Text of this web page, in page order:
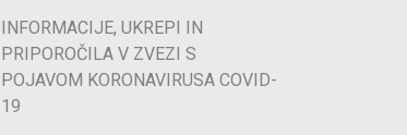
INFORMACIJE, UKREPI IN
PRIPOROČILA V ZVEZI S
POJAVOM KORONAVIRUSA COVID-
19